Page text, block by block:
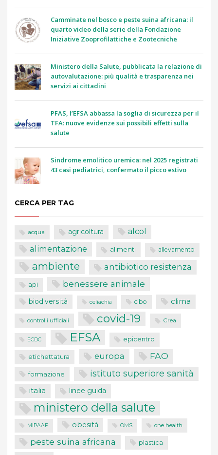
Camminate nel bosco e peste suina africana: il
quarto video della serie della Fondazione
Iniziative Zooprofilattiche e Zootecniche
Ministero della Salute, pubblicata la relazione di
autovalutazione: più qualità e trasparenza nei
servizi ai cittadini
PFAS, l’EFSA abbassa la soglia di sicurezza per il
TFA: nuove evidenze sui possibili effetti sulla
salute
Sindrome emolitico uremica: nel 2025 registrati
43 casi pediatrici, confermato il picco estivo
CERCA PER TAG
acqua agricoltura alcol
alimentazione alimenti allevamento
ambiente antibiotico resistenza
api benessere animale
biodiversità celiachia cibo clima
controlli ufficiali covid-19 Crea
ECDC EFSA epicentro
etichettatura europa FAO
formazione istituto superiore sanità
italia linee guida
ministero della salute
MIPAAF obesità OMS one health
peste suina africana plastica